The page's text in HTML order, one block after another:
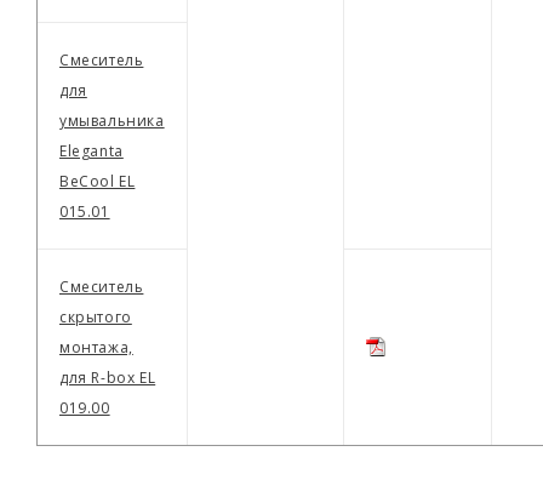
Смеситель
для
умывальника
Eleganta
BeCool EL
015.01
Смеситель
скрытого
монтажа,
для R-box EL
019.00